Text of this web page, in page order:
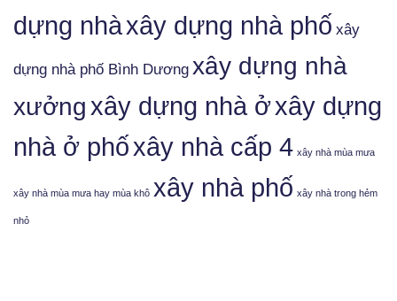
dựng nhàxây dựng nhà phố xây
dựng nhà phố Bình Dương xây dựng nhà
xưởngxây dựng nhà ởxây dựng
nhà ở phốxây nhà cấp 4 xây nhà mùa mưa
xây nhà mùa mưa hay mùa khô xây nhà phố xây nhà trong hẻm
nhỏ